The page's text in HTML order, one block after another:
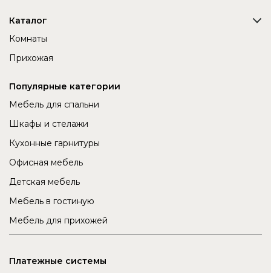
Каталог
Комнаты
Прихожая
Популярные категории
Мебель для спальни
Шкафы и стелажи
Кухонные гарнитуры
Офисная мебель
Детская мебель
Мебель в гостиную
Мебель для прихожей
Платежные системы